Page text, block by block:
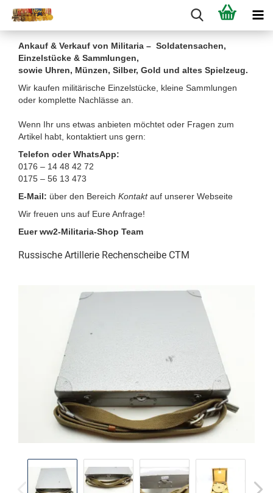
Ankauf & Verkauf von Militaria – Soldatensachen,
Einzelstücke & Sammlungen,
sowie Uhren, Münzen, Silber, Gold und altes Spielzeug.
Wir kaufen militärische Einzelstücke, kleine Sammlungen
oder komplette Nachlässe an.
Wenn Ihr uns etwas anbieten möchtet oder Fragen zum
Artikel habt, kontaktiert uns gern:
Telefon oder WhatsApp:
0176 – 14 48 42 72
0175 – 56 13 473
E-Mail: über den Bereich Kontakt auf unserer Webseite
Wir freuen uns auf Eure Anfrage!
Euer ww2-Militaria-Shop Team
Russische Artillerie Rechenscheibe CTM